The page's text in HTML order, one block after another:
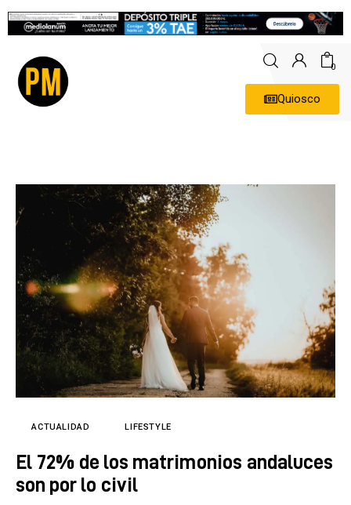
0
Quiosco
Economía
Empresas
Entrevistas
Expertos
Tecnología
Cultura
LifeStyle
Directorio
ACTUALIDAD LIFESTYLE
El 72% de los matrimonios andaluces
son por lo civil